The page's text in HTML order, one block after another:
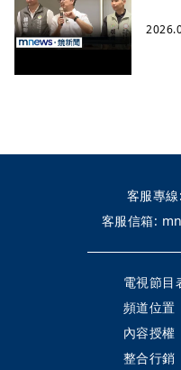
客服專線:
客服信箱:
電視節目
頻道位置
內容授權
整合行銷